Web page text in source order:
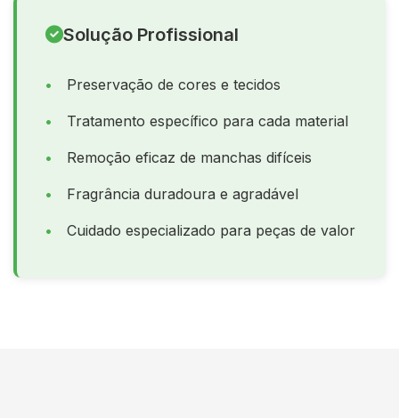
Solução Profissional
Preservação de cores e tecidos
Tratamento específico para cada material
Remoção eficaz de manchas difíceis
Fragrância duradoura e agradável
Cuidado especializado para peças de valor